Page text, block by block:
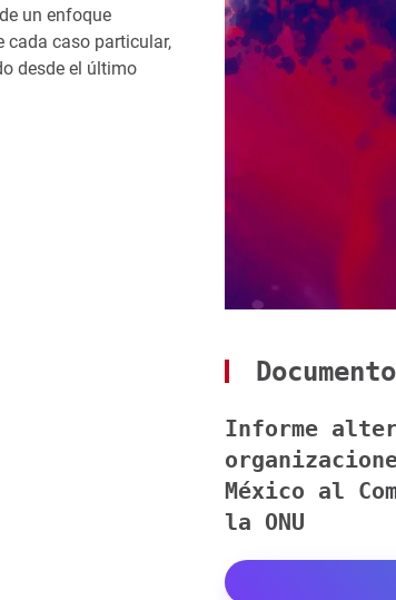
un enfoque
cada caso particular,
desde el último
Informe
México al
la ONU